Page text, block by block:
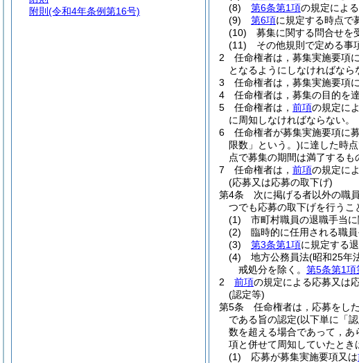
(8)
第6条第1項の規定によ
(9)
第6項に規定する時点で
(10)
募集に関する問合せを
(11)
その他規則で定める事
2
任命権者は，募集実施要項に
となるようにしなければなら
3
任命権者は，募集実施要項
4
任命権者は，募集の目的を
5
任命権者は， 前項の規定に
に周知しなければならない。
6
任命権者が募集実施要項に
限数」という。)に達した時
点で募集の期間は満了するも
7
任命権者は， 前項の規定に
(応募又は応募の取下げ)
第4条
次に掲げる者以外の職
つでも応募の取下げを行うこ
(1)
市町村職員の退職手当に
(2)
臨時的に任用される職
(3)
第3条第1項に規定する
(4)
地方公務員法(昭和25年
戒処分を除く。 第5条第1項
2
前項の規定による応募又は
(認定等)
第5条
任命権者は，応募をし
である旨の認定(以下単に「
数を超える場合であって，
項と併せて周知していたとき
(1)
応募が募集実施要項又は
附則 (令和4年条例第16号)